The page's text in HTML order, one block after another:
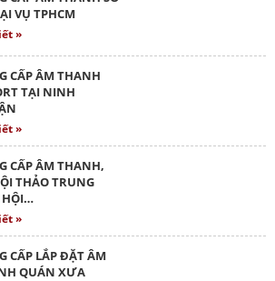
VỤ TPHCM
»
CẤP ÂM THANH
TẠI NINH
»
CẤP ÂM THANH,
THẢO TRUNG
HỘI…
»
CẤP LẮP ĐẶT ÂM
QUÁN XƯA